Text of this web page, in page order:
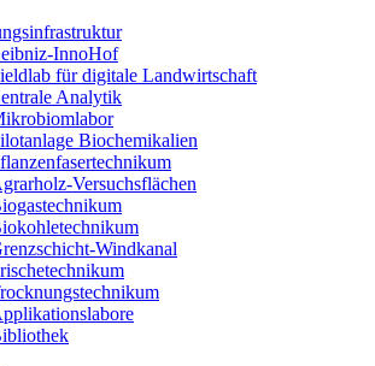
InnoHof
für digitale Landwirtschaft
Analytik
Biochemikalien
Versuchsflächen
Windkanal